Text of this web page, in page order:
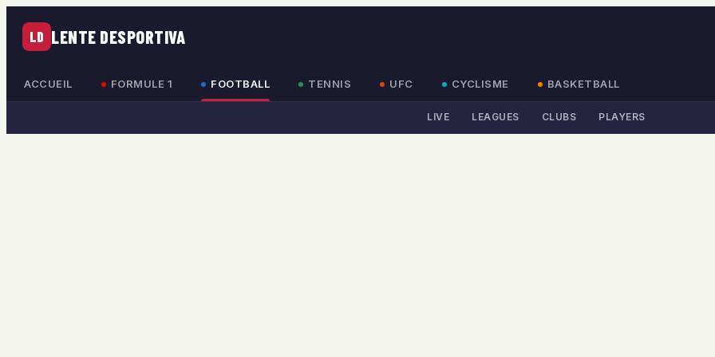
LD LENTE DESPORTIVA
ACCUEIL FORMULE 1 FOOTBALL TENNIS UFC CYCLISME BASKETBALL
LIVE LEAGUES CLUBS PLAYERS